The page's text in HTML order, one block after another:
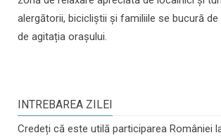
alergătorii, bicicliștii și familiile se bucură
de agitația orașului.
INTREBAREA ZILEI
Credeți că este utilă participarea României